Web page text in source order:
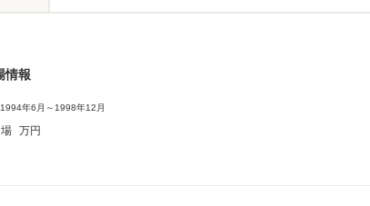
情報
1994年6月～1998年12月
万円